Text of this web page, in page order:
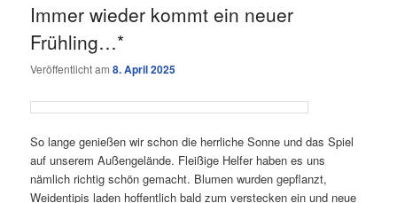
Immer wieder kommt ein neuer
Frühling…*
Veröffentlicht am8. April 2025
So lange genießen wir schon die herrliche Sonne und das Spiel
auf unserem Außengelände. Fleißige Helfer haben es uns
nämlich richtig schön gemacht. Blumen wurden gepflanzt,
Weidentipis laden hoffentlich bald zum verstecken ein und neue